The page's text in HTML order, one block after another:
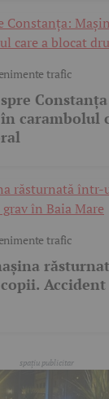
trafic
carambolul
trafic